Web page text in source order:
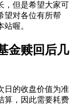
，但是希望大家可
望对各位有所帮
喔。
金赎回后几
日的收盘价值为准
算，因此需要耗费